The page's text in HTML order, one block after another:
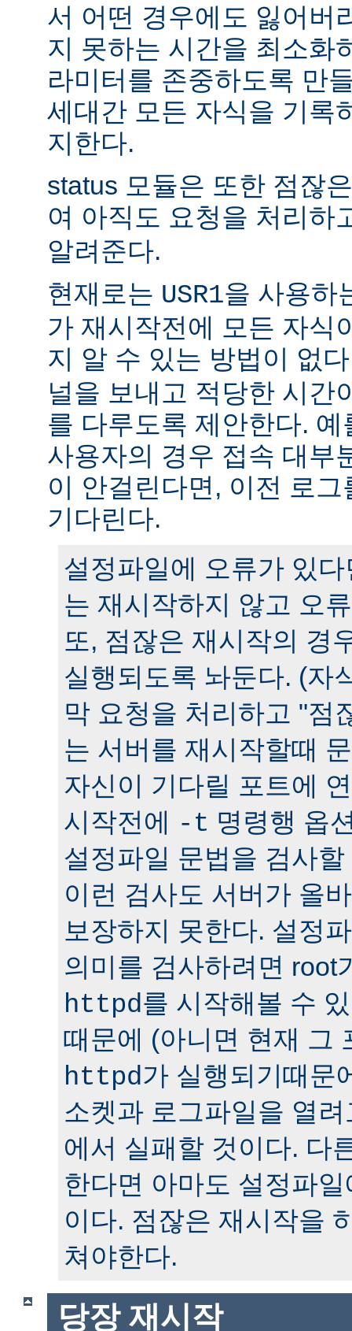
서 어떤 경우에도 잃어버
지 못하는 시간을 최소화
라미터를 존중하도록 만
세대간 모든 자식을 기록
지한다.
status 모듈은 또한 점잖
여 아직도 요청을 처리하
알려준다.
현재로는 USR1을 사용하
가 재시작전에 모든 자식
지 알 수 있는 방법이 없
널을 보내고 적당한 시간
를 다루도록 제안한다.
사용자의 경우 접속 대부
이 안걸린다면, 이전 로
기다린다.
설정파일에 오류가 있
는 재시작하지 않고 오
또, 점잖은 재시작의 경
실행되도록 놔둔다. (자
막 요청을 처리하고 "점
는 서버를 재시작할때
자신이 기다릴 포트에
시작전에
-t 명령행 옵
설정파일 문법을 검사
이런 검사도 서버가 올
보장하지 못한다. 설정
의미를 검사하려면 root
httpd를 시작해볼 수
때문에 (아니면 현재 그
httpd가 실행되기때문
소켓과 로그파일을 열
에서 실패할 것이다. 다
한다면 아마도 설정파
이다. 점잖은 재시작을
쳐야한다.
당장 재시작